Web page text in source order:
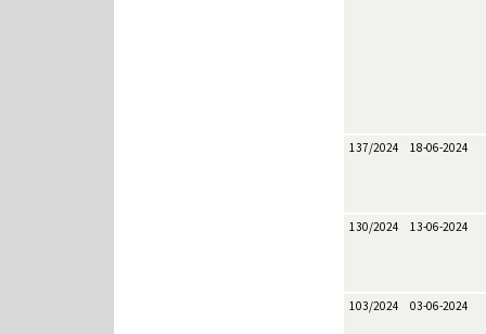
137/2024 18-06-2024
130/2024 13-06-2024
103/2024 03-06-2024